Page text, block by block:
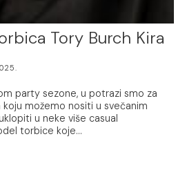
Tory Burch Kira
party sezone, u potrazi smo za
možemo nositi u svečanim
u neke više casual
torbice koje...